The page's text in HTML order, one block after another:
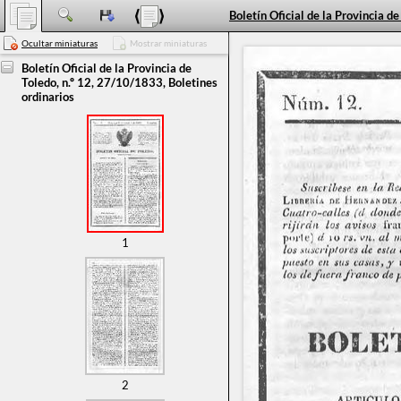
Ocultar miniaturas Mostrar miniaturas
Boletín Oficial de la Provincia de
Toledo, n.º 12, 27/10/1833, Boletines
ordinarios
1
2